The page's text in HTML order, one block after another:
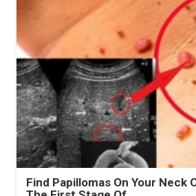
Find Papillomas On Your Neck